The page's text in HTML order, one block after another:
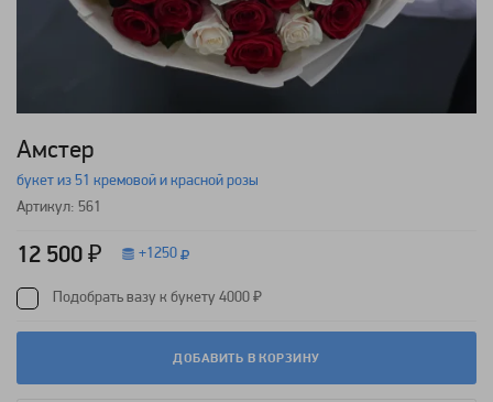
Амстер
букет из 51 кремовой и красной розы
Артикул: 561
12 500 ₽ +1250
Подобрать вазу к букету 4000 ₽
ДОБАВИТЬ В КОРЗИНУ